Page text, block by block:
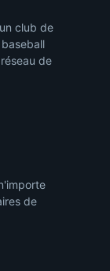
club de
de
de